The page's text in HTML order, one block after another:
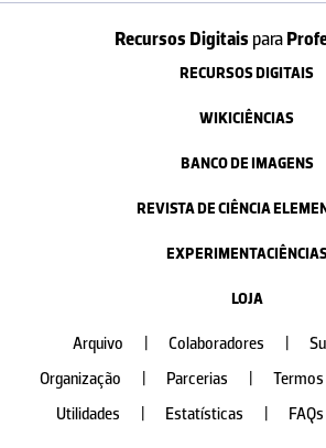
Recursos Digitais para
RECURSOS DIGITAIS
WIKICIÊNCIAS
BANCO DE IMAGENS
REVISTA DE CIÊNCIA
LOJA
Arquivo Colaboradores
Organização
Parcerias
Utilidades
Estatísticas FAQs